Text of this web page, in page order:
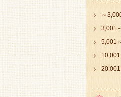
～
3,001
5,001